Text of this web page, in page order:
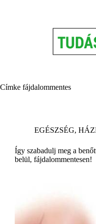
Címke fájdalommentes
EGÉSZSÉG,
Így szabadulj meg a
belül, fájdalommentesen!